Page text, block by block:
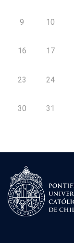
9 10
16 17
23 24
30 31